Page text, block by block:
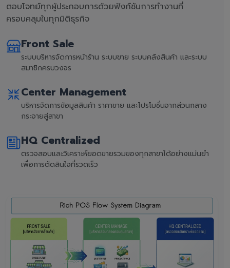
ตอบโจทย์ทุกผู้ประกอบการด้วยฟังก์ชันการทำงานที่
ครอบคลุมในทุกมิติธุรกิจ
Front Sale
ระบบบริหารจัดการหน้าร้าน ระบบขาย ระบบคลังสินค้า และระบบ
สมาชิกครบวงจร
Center Management
บริหารจัดการข้อมูลสินค้า ราคาขาย และโปรโมชั่นจากส่วนกลาง
กระจายสู่สาขา
HQ Centralized
ตรวจสอบและวิเคราะห์ยอดขายรวมของทุกสาขาได้อย่างแม่นยำ
เพื่อการตัดสินใจที่รวดเร็ว